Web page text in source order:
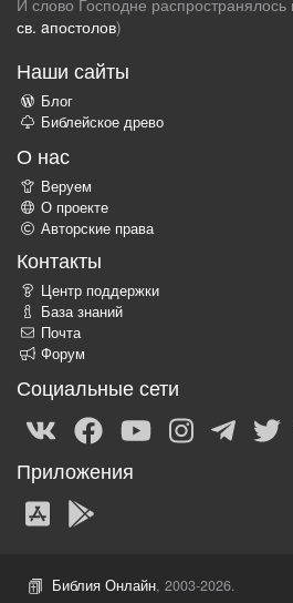
св. aпостолов)
Наши сайты
Блог
Библейское древо
О нас
Веруем
О проекте
Авторские права
Контакты
Центр поддержки
База знаний
Почта
Форум
Социальные сети
Приложения
Библия Онлайн, 2003-2026.